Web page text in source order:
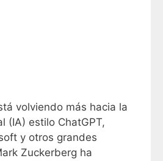
volviendo más hacia la
(IA) estilo ChatGPT,
y otros grandes
Zuckerberg ha